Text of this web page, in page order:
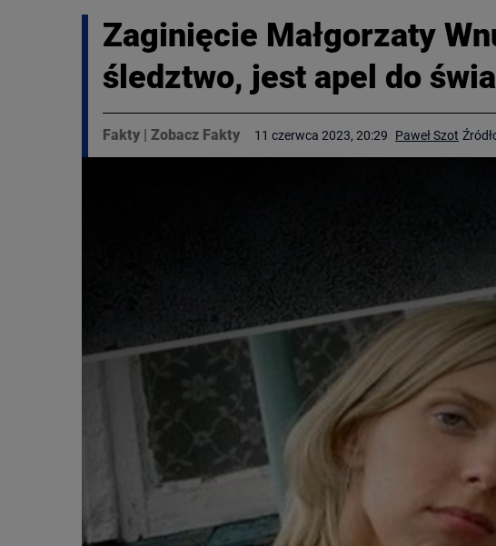
Zaginięcie Małgorzaty
śledztwo, jest apel do
Fakty | Zobacz Fakty 11 czerwca 2023, 20:29 Paweł Szot